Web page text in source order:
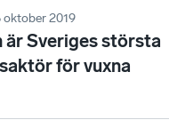
oktober 2019
är Sveriges största
för vuxna